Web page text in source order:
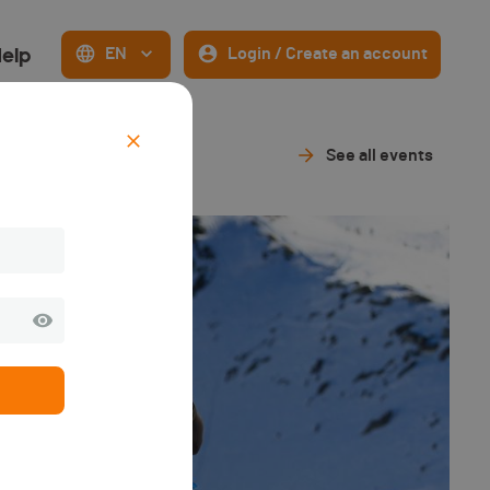
EN Login / Create an account
See all events